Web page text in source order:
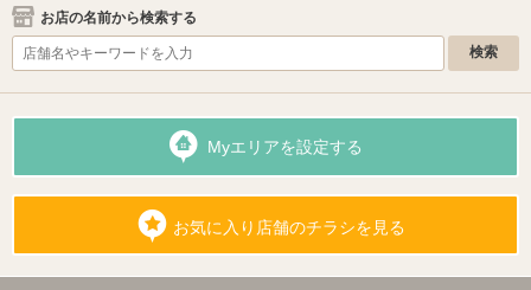
お店の名前から検索する
Myエリアを設定する
お気に入り店舗のチラシを見る